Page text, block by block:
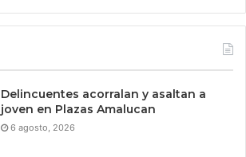
Delincuentes acorralan y asaltan a
joven en Plazas Amalucan
6 agosto, 2026